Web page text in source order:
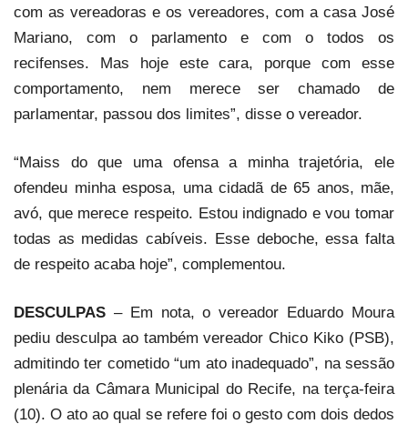
com as vereadoras e os vereadores, com a casa José
Mariano, com o parlamento e com o todos os
recifenses. Mas hoje este cara, porque com esse
comportamento, nem merece ser chamado de
parlamentar, passou dos limites”, disse o vereador.
“Maiss do que uma ofensa a minha trajetória, ele
ofendeu minha esposa, uma cidadã de 65 anos, mãe,
avó, que merece respeito. Estou indignado e vou tomar
todas as medidas cabíveis. Esse deboche, essa falta
de respeito acaba hoje”, complementou.
DESCULPAS – Em nota, o vereador Eduardo Moura
pediu desculpa ao também vereador Chico Kiko (PSB),
admitindo ter cometido “um ato inadequado”, na sessão
plenária da Câmara Municipal do Recife, na terça-feira
(10). O ato ao qual se refere foi o gesto com dois dedos